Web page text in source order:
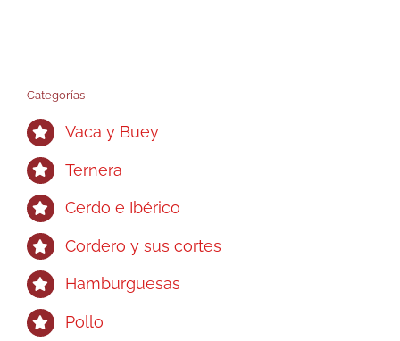
Categorías
Vaca y Buey
Ternera
Cerdo e Ibérico
Cordero y sus cortes
Hamburguesas
Pollo